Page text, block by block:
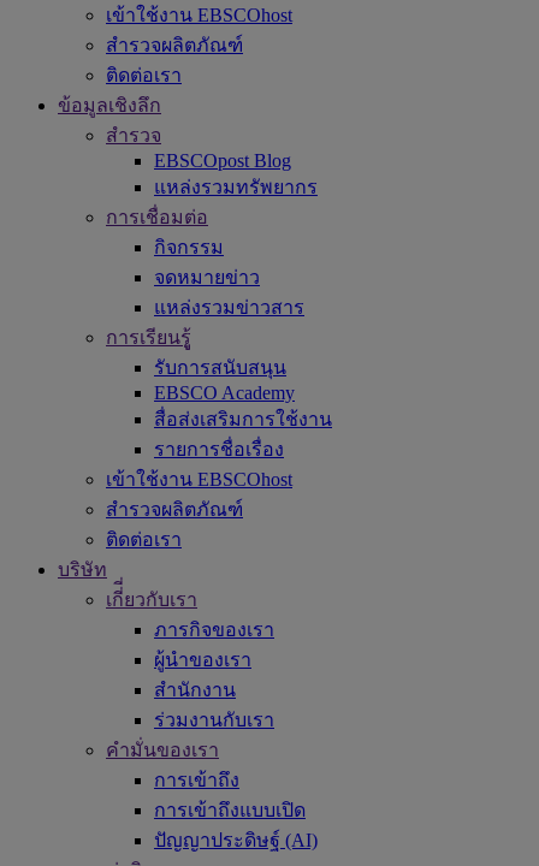
เข้าใช้งาน EBSCOhost
สำรวจผลิตภัณฑ์
ติดต่อเรา
ข้อมูลเชิงลึก
สำรวจ
EBSCOpost Blog
แหล่งรวมทรัพยากร
การเชื่อมต่อ
กิจกรรม
จดหมายข่าว
แหล่งรวมข่าวสาร
การเรียนรูู้
รับการสนับสนุน
EBSCO Academy
สื่อส่งเสริมการใช้งาน
รายการชื่อเรื่อง
เข้าใช้งาน EBSCOhost
สำรวจผลิตภัณฑ์
ติดต่อเรา
บริษัท
เกี่ี่ยวกับเรา
ภารกิจของเรา
ผู้นำของเรา
สำนักงาน
ร่วมงานกับเรา
คำมั่นของเรา
การเข้าถึง
การเข้าถึงแบบเปิด
ปัญญาประดิษฐ์ (AI)